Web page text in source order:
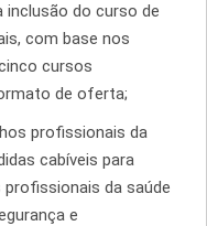
inclusão do curso de
com base nos
cursos
de oferta;
profissionais da
cabíveis para
da saúde
e